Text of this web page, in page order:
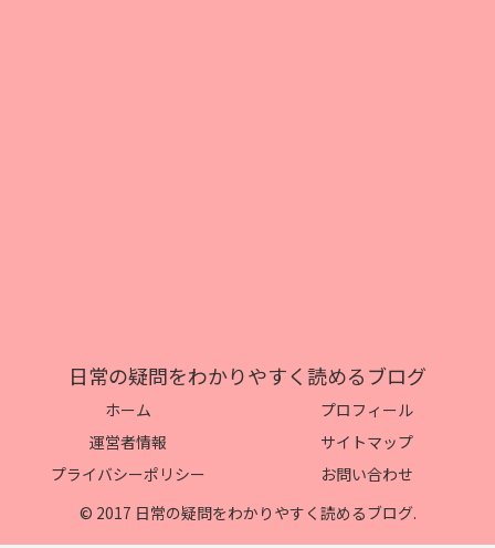
日常の疑問をわかりやすく読めるブログ
ホーム
プロフィール
運営者情報
サイトマップ
プライバシーポリシー
お問い合わせ
© 2017 日常の疑問をわかりやすく読めるブログ.